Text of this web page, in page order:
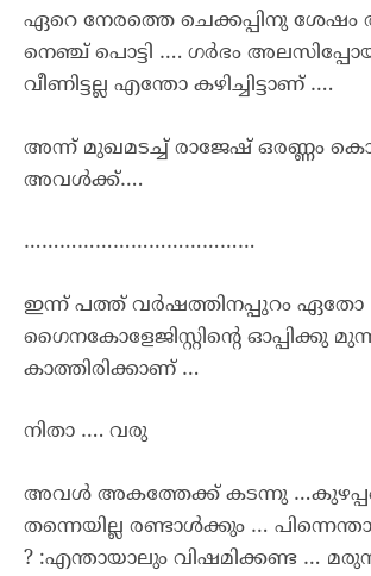
ഏറെ നേരത്തെ ചെക്കപ്പിനു
നെഞ്ച് പൊട്ടി …. ഗർഭം
വീണിട്ടല്ല എന്തോ കഴിച്ചിട്ടാണ് ….
അന്ന് മുഖമടച്ച് രാജേഷ് ഒരണ്ണം
അവൾക്ക്….
…………………………………
ഇന്ന് പത്ത് വർഷത്തിനപ്പുറം ഏതോ
ഗൈനകോളേജിസ്റ്റിന്റെ ഓപ്പിക്കു
കാത്തിരിക്കാണ് …
നിതാ …. വരു
അവൾ അകത്തേക്ക് കടന്നു
തന്നെയില്ല രണ്ടാൾക്കും …
? :എന്തായാലും വിഷമിക്കണ്ട …